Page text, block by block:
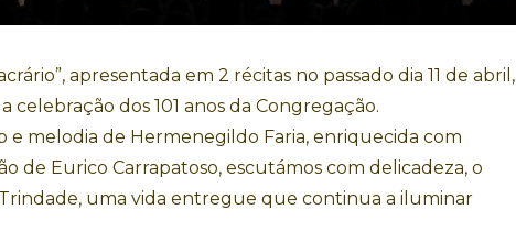
apresentada em 2 récitas no passado dia 11 de abril,
dos 101 anos da Congregação.
e melodia de Hermenegildo Faria, enriquecida com
de Eurico Carrapatoso, escutámos com delicadeza, o
uma vida entregue que continua a iluminar